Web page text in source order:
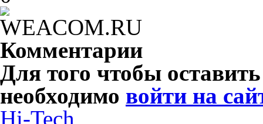
Комментарии
Для того чтобы
необходимо войти на
Hi-Tech